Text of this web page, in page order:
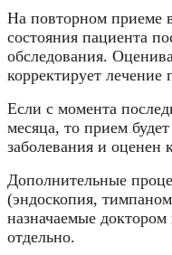
На повторном приеме
состояния пациента
обследования.
корректирует лечение
Если с момента
месяца, то прием
заболевания и оценен
Дополнительные
(эндоскопия,
назначаемые
отдельно.